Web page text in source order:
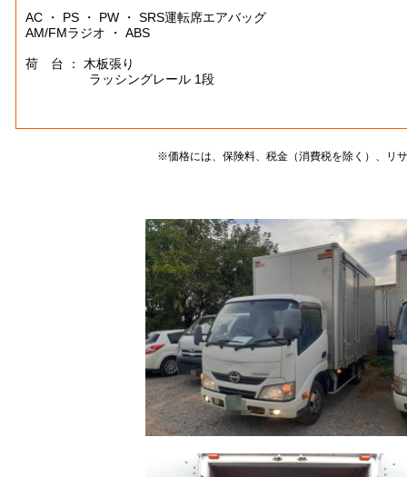
AC ・ PS ・ PW ・ SRS運転席エアバッグ
AM/FMラジオ ・ ABS
荷 台 ： 木板張り
ラッシングレール 1段
※価格には、保険料、税金（消費税を除く）、リ